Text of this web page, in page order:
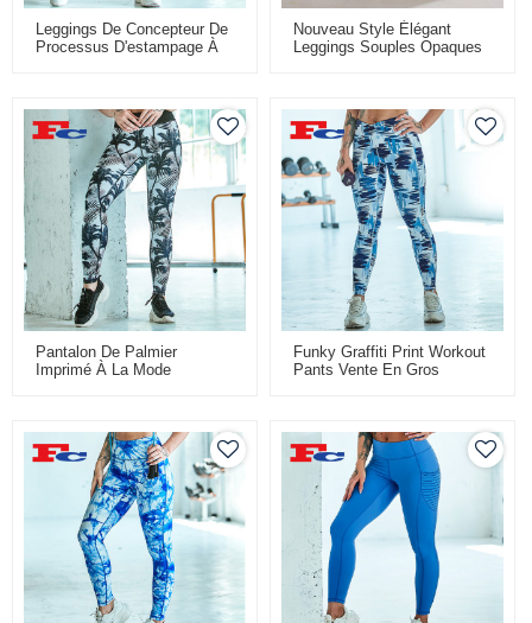
Leggings De Concepteur De
Processus D'estampage À
Nouveau Style Élégant
Leggings Souples Opaques
Pantalon De Palmier
Imprimé À La Mode
Funky Graffiti Print Workout
Pants Vente En Gros